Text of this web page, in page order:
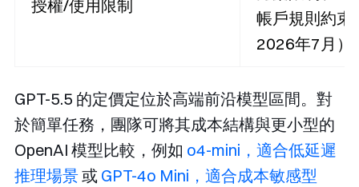
授權/使用限制
帳戶規則約束
2026年7月）
GPT-5.5 的定價定位於高端前沿模型區間。對
於簡單任務，團隊可將其成本結構與更小型的
OpenAI 模型比較，例如 o4-mini，適合低延遲
推理場景或 GPT-4o Mini，適合成本敏感型